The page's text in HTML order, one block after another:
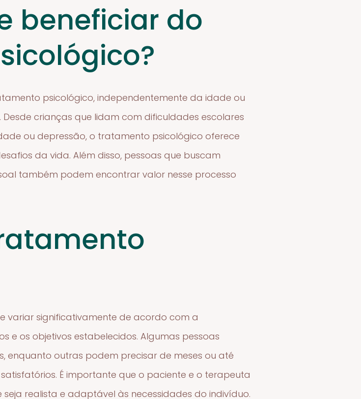
beneficiar do
psicológico, independentemente da idade ou
crianças que lidam com dificuldades escolares
ou depressão, o tratamento psicológico oferece
da vida. Além disso, pessoas que buscam
também podem encontrar valor nesse processo
significativamente de acordo com a
e os objetivos estabelecidos. Algumas pessoas
enquanto outras podem precisar de meses ou até
É importante que o paciente e o terapeuta
realista e adaptável às necessidades do indivíduo.